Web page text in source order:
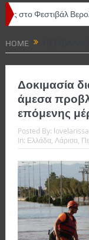
Βερολίνου «Η
HOME
Δοκιμασία
άμεσα
επόμενης
Posted By: lovelarissa
In: Ελλάδα, Λάρισα,